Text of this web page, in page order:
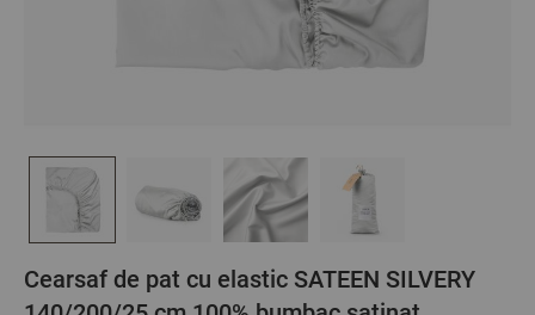
Cearsaf de pat cu elastic SATEEN SILVERY